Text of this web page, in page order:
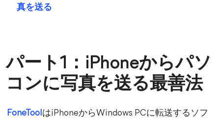
真を送る
パート1：iPhoneからパソ
コンに写真を送る最善法
FoneToolはiPhoneからWindows PCに転送するソフ